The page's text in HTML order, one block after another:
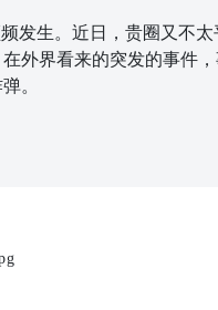
发生。近日，贵圈又不
外界看来的突发的事件
。